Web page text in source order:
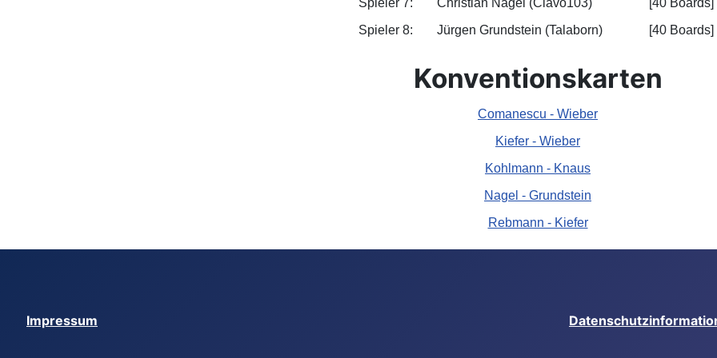
Spieler 7: Christian Nagel (Clavo103)
[40 Boards]
Spieler 8:
Jürgen Grundstein (Talaborn) [40 Boards]
Konventionskarten
Comanescu - Wieber
Kiefer - Wieber
Kohlmann - Knaus
Nagel - Grundstein
Rebmann - Kiefer
Impressum